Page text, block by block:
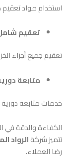
استخدام مواد
تعقيم
تعقيم جميع أجزاء
متابعة
خدمات متابعة دورية
الكفاءة والدقة في
تتميز شركةالرواد
رضا العملاء.